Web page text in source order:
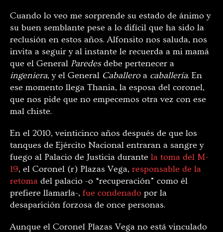
Cuando lo veo me sorprende su estado de ánimo y
su buen semblante pese a lo difícil que ha sido la
reclusión en estos años. Alfonsito nos saluda, nos
invita a seguir y al instante le recuerda a mi mamá
que el General Paredes debe pertenecer a
ingeniera, y el General Caballeroa caballería. En
ese momento llega Thania, la esposa del coronel,
que nos pide que no empecemos otra vez con ese
mal chiste.
En el 2010, veinticinco años después de que los
tanques de Ejército Nacional entraran a sangre y
fuego al Palacio de Justicia durante la toma del M-
19, el Coronel (r) Plazas Vega, responsable de la
retoma del palacio -o “recuperación” como él
prefiere llamarla-, fue condenado por la
desaparición forzosa de once personas.
Aunque el Coronel Plazas Vega no está vinculado